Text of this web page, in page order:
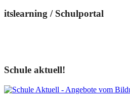
itslearning / Schulportal
Schule aktuell!